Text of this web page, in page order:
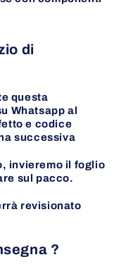
di
questa
Whatsapp al
e codice
successiva
invieremo il foglio
sul pacco.
revisionato
?